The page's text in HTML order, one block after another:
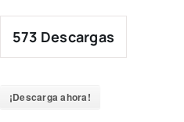
content
573 Descargas
¡Descarga ahora!